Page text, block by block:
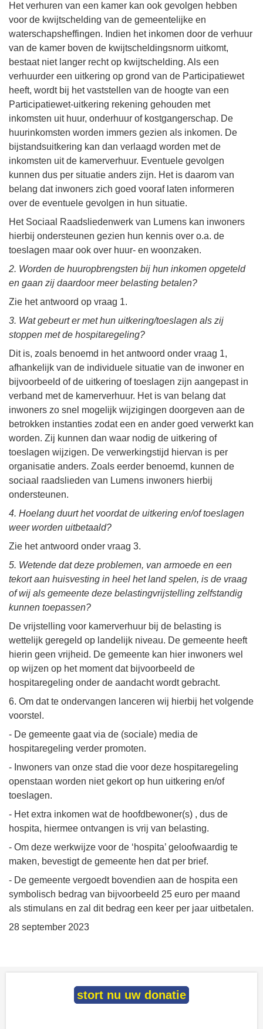
Het verhuren van een kamer kan ook gevolgen hebben
voor de kwijtschelding van de gemeentelijke en
waterschapsheffingen. Indien het inkomen door de verhuur
van de kamer boven de kwijtscheldingsnorm uitkomt,
bestaat niet langer recht op kwijtschelding. Als een
verhuurder een uitkering op grond van de Participatiewet
heeft, wordt bij het vaststellen van de hoogte van een
Participatiewet-uitkering rekening gehouden met
inkomsten uit huur, onderhuur of kostgangerschap. De
huurinkomsten worden immers gezien als inkomen. De
bijstandsuitkering kan dan verlaagd worden met de
inkomsten uit de kamerverhuur. Eventuele gevolgen
kunnen dus per situatie anders zijn. Het is daarom van
belang dat inwoners zich goed vooraf laten informeren
over de eventuele gevolgen in hun situatie.
Het Sociaal Raadsliedenwerk van Lumens kan inwoners
hierbij ondersteunen gezien hun kennis over o.a. de
toeslagen maar ook over huur- en woonzaken.
2. Worden de huuropbrengsten bij hun inkomen opgeteld
en gaan zij daardoor meer belasting betalen?
Zie het antwoord op vraag 1.
3. Wat gebeurt er met hun uitkering/toeslagen als zij
stoppen met de hospitaregeling?
Dit is, zoals benoemd in het antwoord onder vraag 1,
afhankelijk van de individuele situatie van de inwoner en
bijvoorbeeld of de uitkering of toeslagen zijn aangepast in
verband met de kamerverhuur. Het is van belang dat
inwoners zo snel mogelijk wijzigingen doorgeven aan de
betrokken instanties zodat een en ander goed verwerkt kan
worden. Zij kunnen dan waar nodig de uitkering of
toeslagen wijzigen. De verwerkingstijd hiervan is per
organisatie anders. Zoals eerder benoemd, kunnen de
sociaal raadslieden van Lumens inwoners hierbij
ondersteunen.
4. Hoelang duurt het voordat de uitkering en/of toeslagen
weer worden uitbetaald?
Zie het antwoord onder vraag 3.
5. Wetende dat deze problemen, van armoede en een
tekort aan huisvesting in heel het land spelen, is de vraag
of wij als gemeente deze belastingvrijstelling zelfstandig
kunnen toepassen?
De vrijstelling voor kamerverhuur bij de belasting is
wettelijk geregeld op landelijk niveau. De gemeente heeft
hierin geen vrijheid. De gemeente kan hier inwoners wel
op wijzen op het moment dat bijvoorbeeld de
hospitaregeling onder de aandacht wordt gebracht.
6. Om dat te ondervangen lanceren wij hierbij het volgende
voorstel.
- De gemeente gaat via de (sociale) media de
hospitaregeling verder promoten.
- Inwoners van onze stad die voor deze hospitaregeling
openstaan worden niet gekort op hun uitkering en/of
toeslagen.
- Het extra inkomen wat de hoofdbewoner(s) , dus de
hospita, hiermee ontvangen is vrij van belasting.
- Om deze werkwijze voor de ‘hospita’ geloofwaardig te
maken, bevestigt de gemeente hen dat per brief.
- De gemeente vergoedt bovendien aan de hospita een
symbolisch bedrag van bijvoorbeeld 25 euro per maand
als stimulans en zal dit bedrag een keer per jaar uitbetalen.
28 september 2023
stort nu uw donatie